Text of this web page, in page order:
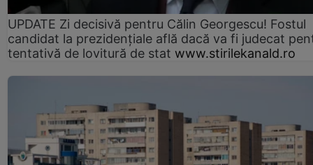
UPDATE Zi decisivă pentru Călin Georgescu! Fostul
candidat la prezidențiale află dacă va fi judecat
tentativă de lovitură de stat www.stirilekanald.ro